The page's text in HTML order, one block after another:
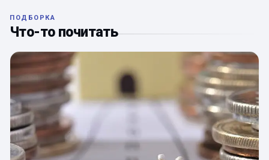
ПОДБОРКА
Что-то почитать